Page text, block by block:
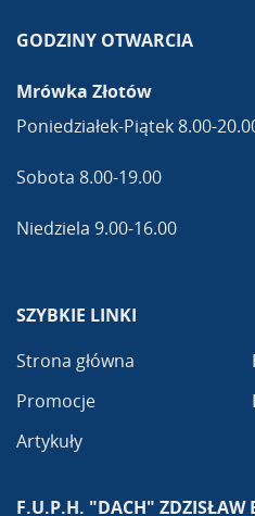
GODZINY OTWARCIA
Mrówka Złotów
Poniedziałek-Piątek 8.00-
Sobota 8.00-19.00
Niedziela 9.00-16.00
SZYBKIE LINKI
Strona główna
Promocje
Artykuły
F.U.P.H. "DACH" ZDZISŁAW